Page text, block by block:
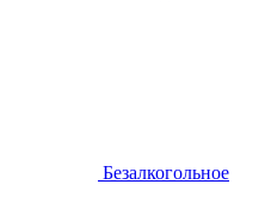
Безалкогольное